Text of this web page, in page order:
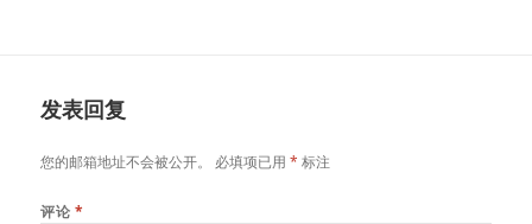
发表回复
您的邮箱地址不会被公开。 必填项已用* 标注
评论 *